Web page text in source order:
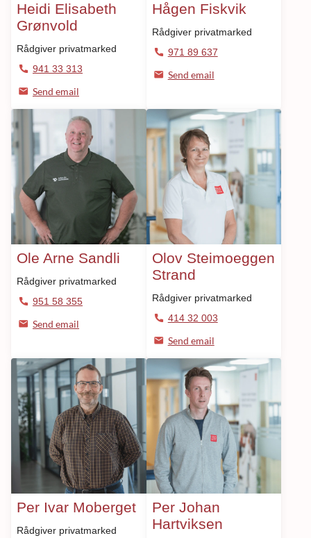
Heidi Elisabeth
Grønvold
Rådgiver privatmarked
941 33 313
Send email
Hågen Fiskvik
Rådgiver privatmarked
971 89 637
Send email
Ole Arne Sandli
Rådgiver privatmarked
951 58 355
Send email
Olov Steimoeggen
Strand
Rådgiver privatmarked
414 32 003
Send email
Per Ivar Moberget
Rådgiver privatmarked
Per Johan
Hartviksen